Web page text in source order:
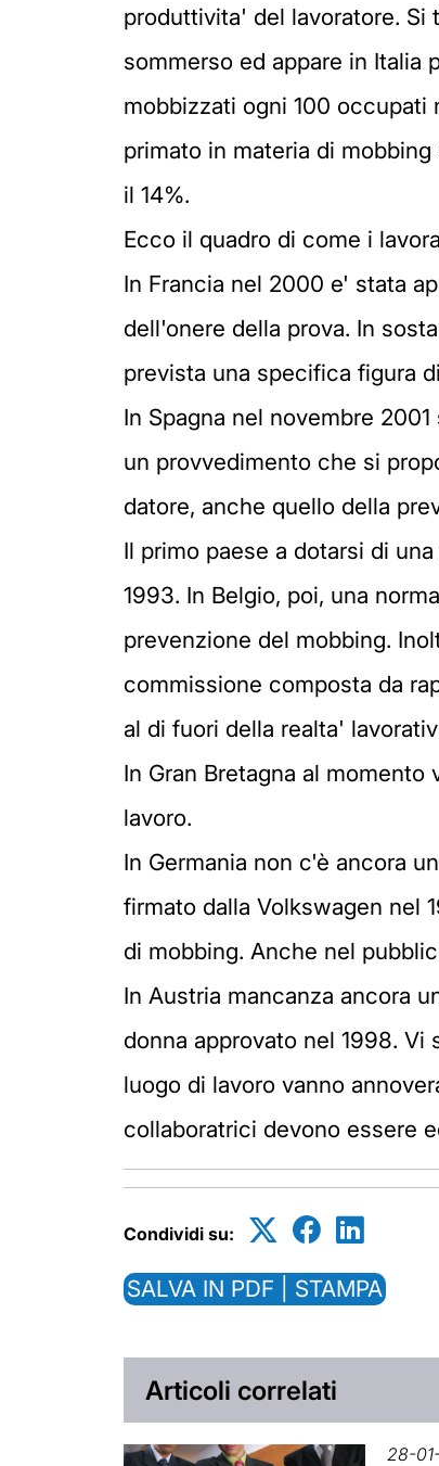
produttivita' del lavoratore.
sommerso ed appare in Italia
mobbizzati ogni 100 occupati
primato in materia di
il 14%.
Ecco il quadro di come i
In Francia nel 2000 e' stata
dell'onere della prova. In
prevista una specifica figura
In Spagna nel novembre
un provvedimento che si
datore, anche quello della
Il primo paese a dotarsi di
1993. In Belgio, poi, una
prevenzione del mobbing.
commissione composta da
al di fuori della realta'
In Gran Bretagna al
lavoro.
In Germania non c'è ancora
firmato dalla Volkswagen nel
di mobbing. Anche nel
In Austria mancanza ancora
donna approvato nel 1998.
luogo di lavoro vanno
collaboratrici devono essere
Condividi su:
SALVA IN PDF | STAMPA
Articoli correlati
28-